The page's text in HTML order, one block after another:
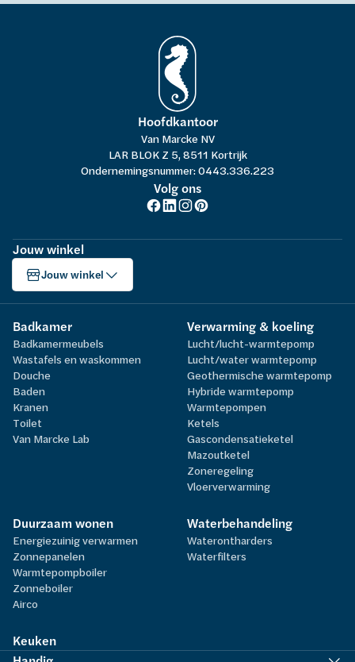
Hoofdkantoor
Van Marcke NV
LAR BLOK Z 5, 8511 Kortrijk
Ondernemingsnummer: 0443.336.223
Volg ons
Jouw winkel
Jouw winkel
Badkamer
Badkamermeubels
Wastafels en waskommen
Douche
Baden
Kranen
Toilet
Van Marcke Lab
Verwarming & koeling
Lucht/lucht-warmtepomp
Lucht/water warmtepomp
Geothermische warmtepomp
Hybride warmtepomp
Warmtepompen
Ketels
Gascondensatieketel
Mazoutketel
Zoneregeling
Vloerverwarming
Duurzaam wonen
Energiezuinig verwarmen
Zonnepanelen
Warmtepompboiler
Zonneboiler
Airco
Waterbehandeling
Waterontharders
Waterfilters
Keuken